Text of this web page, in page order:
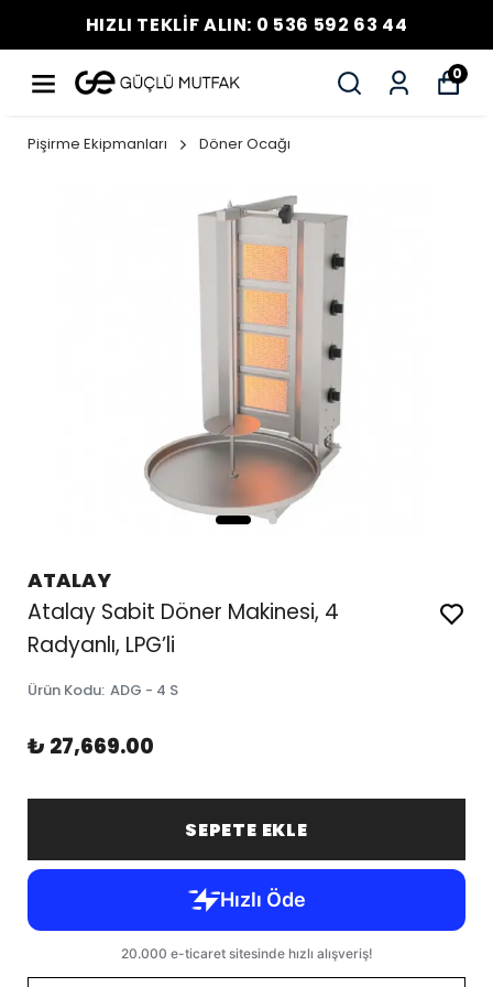
HIZLI TEKLİF ALIN: 0 536 592 63 44
0
Pişirme Ekipmanları Döner Ocağı
ATALAY
Atalay Sabit Döner Makinesi, 4
Radyanlı, LPG’li
Ürün Kodu: ADG - 4 S
₺ 27,669.00
SEPETE EKLE